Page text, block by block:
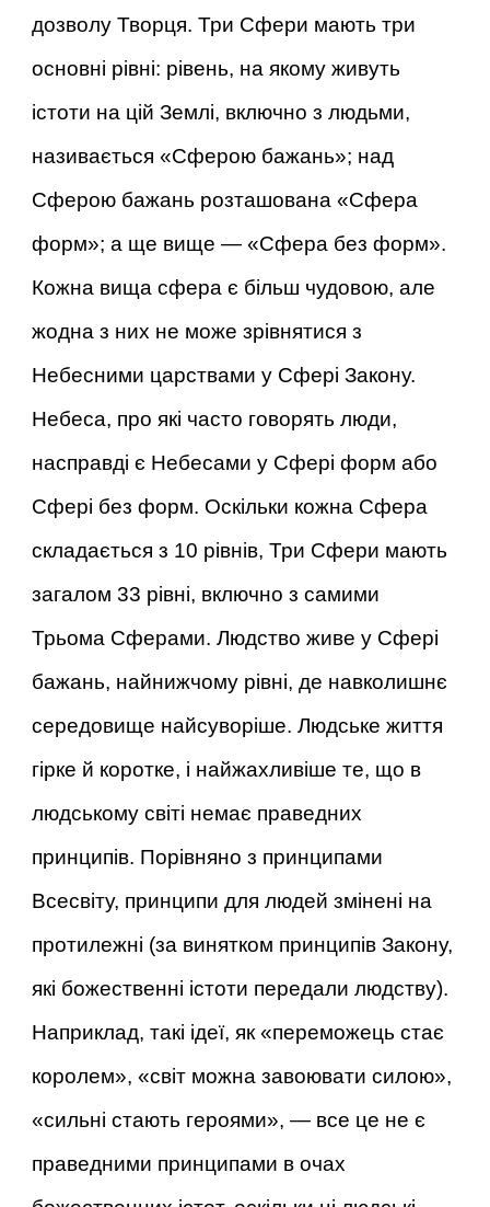
дозволу Творця. Три Сфери мають три
основні рівні: рівень, на якому живуть
істоти на цій Землі, включно з людьми,
називається «Сферою бажань»; над
Сферою бажань розташована «Сфера
форм»; а ще вище — «Сфера без форм».
Кожна вища сфера є більш чудовою, але
жодна з них не може зрівнятися з
Небесними царствами у Сфері Закону.
Небеса, про які часто говорять люди,
насправді є Небесами у Сфері форм або
Сфері без форм. Оскільки кожна Сфера
складається з 10 рівнів, Три Сфери мають
загалом 33 рівні, включно з самими
Трьома Сферами. Людство живе у Сфері
бажань, найнижчому рівні, де навколишнє
середовище найсуворіше. Людське життя
гірке й коротке, і найжахливіше те, що в
людському світі немає праведних
принципів. Порівняно з принципами
Всесвіту, принципи для людей змінені на
протилежні (за винятком принципів Закону,
які божественні істоти передали людству).
Наприклад, такі ідеї, як «переможець стає
королем», «світ можна завоювати силою»,
«сильні стають героями», — все це не є
праведними принципами в очах